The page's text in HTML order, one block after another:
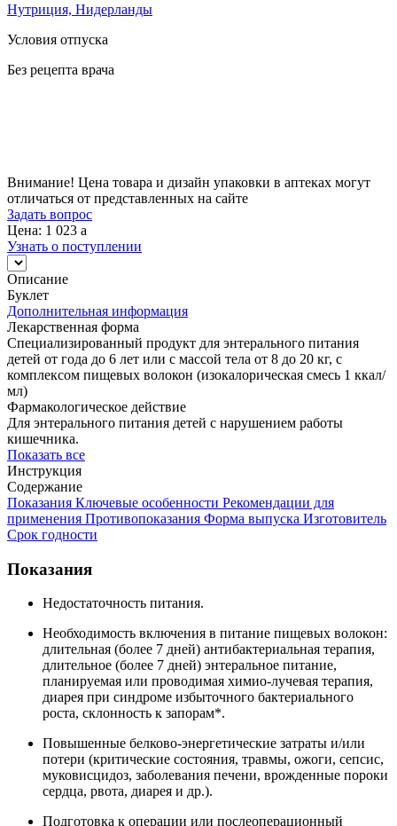
Нутриция, Нидерланды
Условия отпуска
Без рецепта врача
Внимание! Цена товара и дизайн упаковки в аптеках могут
отличаться от представленных на сайте
Задать вопрос
Цена: 1 023 a
Узнать о поступлении
Описание
Буклет
Дополнительная информация
Лекарственная форма
Специализированный продукт для энтерального питания
детей от года до 6 лет или с массой тела от 8 до 20 кг, с
комплексом пищевых волокон (изокалорическая смесь 1 ккал/
мл)
Фармакологическое действие
Для энтерального питания детей с нарушением работы
кишечника.
Показать все
Инструкция
Содержание
Показания Ключевые особенности Рекомендации для
применения Противопоказания Форма выпуска Изготовитель
Срок годности
Показания
Недостаточность питания.
Необходимость включения в питание пищевых волокон:
длительная (более 7 дней) антибактериальная терапия,
длительное (более 7 дней) энтеральное питание,
планируемая или проводимая химио-лучевая терапия,
диарея при синдроме избыточного бактериального
роста, склонность к запорам*.
Повышенные белково-энергетические затраты и/или
потери (критические состояния, травмы, ожоги, сепсис,
муковисцидоз, заболевания печени, врожденные пороки
сердца, рвота, диарея и др.).
Подготовка к операции или послеоперационный